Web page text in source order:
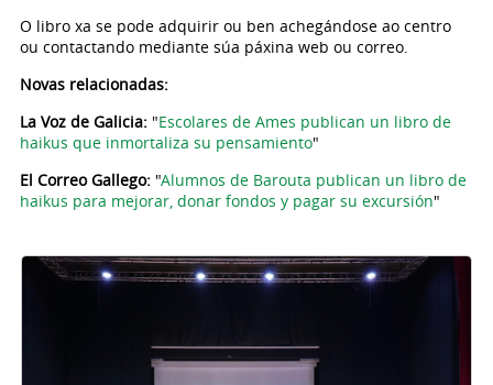
O libro xa se pode adquirir ou ben achegándose ao centro
ou contactando mediante súa páxina web ou correo.
Novas relacionadas:
La Voz de Galicia: "Escolares de Ames publican un libro de
haikus que inmortaliza su pensamiento"
El Correo Gallego: "Alumnos de Barouta publican un libro de
haikus para mejorar, donar fondos y pagar su excursión"